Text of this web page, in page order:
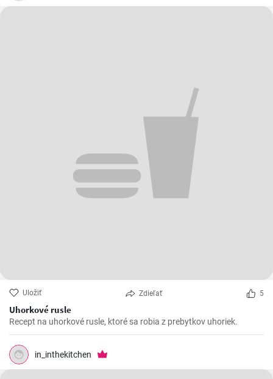
Uložiť Zdieľať 5
Uhorkové rusle
Recept na uhorkové rusle, ktoré sa robia z prebytkov uhoriek.
in_inthekitchen